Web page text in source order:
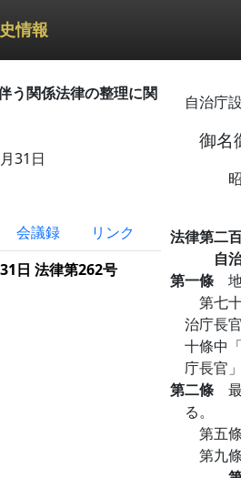
情報
う関係法律の整理に関
31日
会議録
リンク
日 法律第262号
自治庁
御名
法律第二
自
第一條
第七
治庁長
十條中
庁長官
第二條
る。
第五
第九